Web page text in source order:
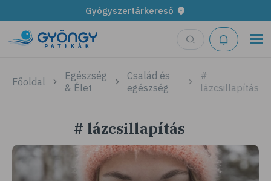
Gyógyszertárkereső
Főoldal
Egészség
& Élet
Család és
egészség
#
lázcsillapítás
# lázcsillapítás